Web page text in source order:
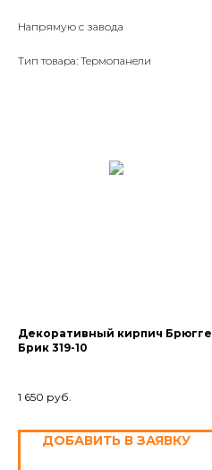
Напрямую с завода
Тип товара: Термопанели
Декоративный кирпич Брюгге
Брик 319-10
1 650 руб.
ДОБАВИТЬ В ЗАЯВКУ